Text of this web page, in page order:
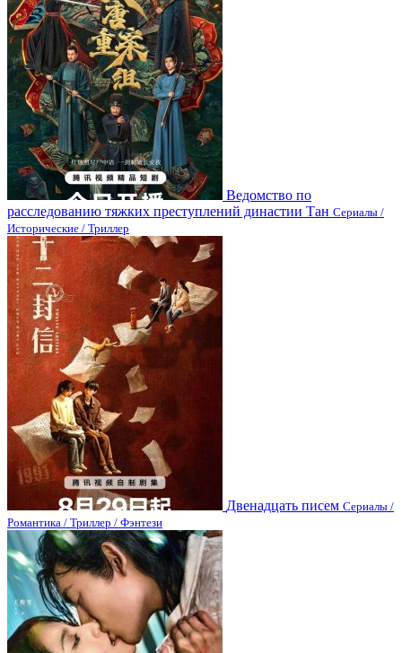
Ведомство по
расследованию тяжких преступлений династии Тан Сериалы /
Исторические / Триллер
Двенадцать писем Сериалы /
Романтика / Триллер / Фэнтези